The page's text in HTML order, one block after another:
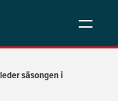
säsongen i